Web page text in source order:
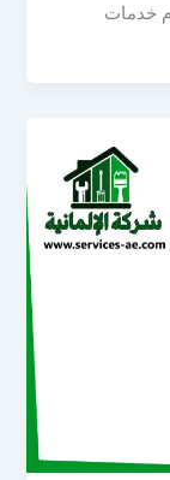
خدمات